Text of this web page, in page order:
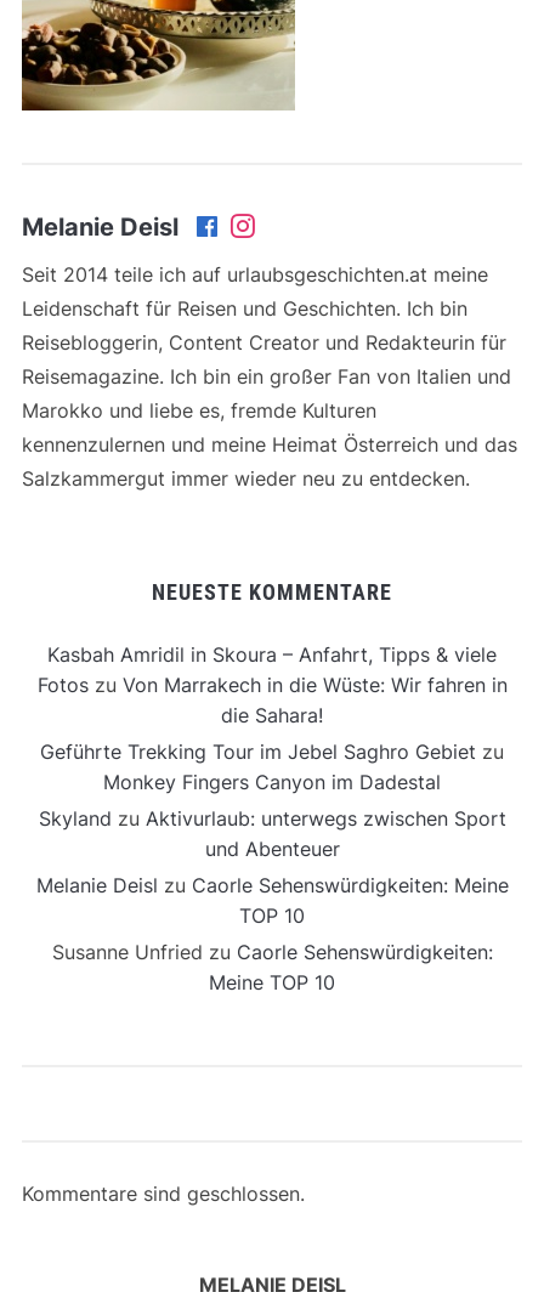
Melanie Deisl
Seit 2014 teile ich auf urlaubsgeschichten.at meine
Leidenschaft für Reisen und Geschichten. Ich bin
Reisebloggerin, Content Creator und Redakteurin für
Reisemagazine. Ich bin ein großer Fan von Italien und
Marokko und liebe es, fremde Kulturen
kennenzulernen und meine Heimat Österreich und das
Salzkammergut immer wieder neu zu entdecken.
NEUESTE KOMMENTARE
Kasbah Amridil in Skoura – Anfahrt, Tipps & viele
Fotoszu Von Marrakech in die Wüste: Wir fahren in
die Sahara!
Geführte Trekking Tour im Jebel Saghro Gebiet zu
Monkey Fingers Canyon im Dadestal
Skyland zu Aktivurlaub: unterwegs zwischen Sport
und Abenteuer
Melanie Deisl zu Caorle Sehenswürdigkeiten: Meine
TOP 10
Susanne Unfried zu Caorle Sehenswürdigkeiten:
Meine TOP 10
Kommentare sind geschlossen.
MELANIE DEISL